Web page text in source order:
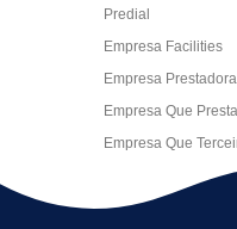
Predial
Empresa Facilities
Empresa
Empresa Que
Empresa Que
Empresa
Empresa de Facilities